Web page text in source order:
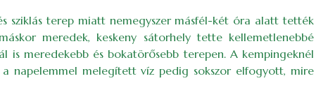
sziklás terep miatt nemegyszer másfél-két óra alatt tették
meredek, keskeny sátorhely tette kellemetlenebbé
meredekebb és bokatörősebb terepen. A kempingeknél
napelemmel melegített víz pedig sokszor elfogyott, mire